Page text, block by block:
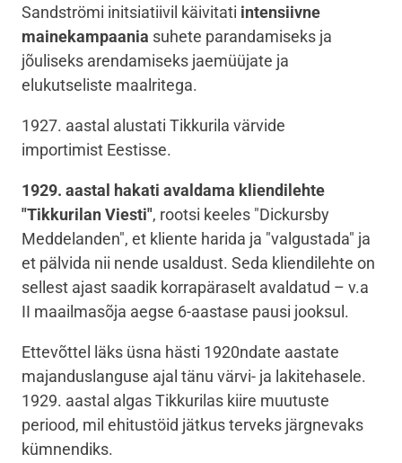
Sandströmi initsiatiivil käivitati intensiivne
mainekampaania suhete parandamiseks ja
jõuliseks arendamiseks jaemüüjate ja
elukutseliste maalritega.
1927. aastal alustati Tikkurila värvide
importimist Eestisse.
1929. aastal hakati avaldama kliendilehte
"Tikkurilan Viesti", rootsi keeles "Dickursby
Meddelanden", et kliente harida ja "valgustada" ja
et pälvida nii nende usaldust. Seda kliendilehte on
sellest ajast saadik korrapäraselt avaldatud – v.a
II maailmasõja aegse 6-aastase pausi jooksul.
Ettevõttel läks üsna hästi 1920ndate aastate
majanduslanguse ajal tänu värvi- ja lakitehasele.
1929. aastal algas Tikkurilas kiire muutuste
periood, mil ehitustöid jätkus terveks järgnevaks
kümnendiks.